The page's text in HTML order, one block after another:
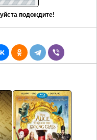
подождите!